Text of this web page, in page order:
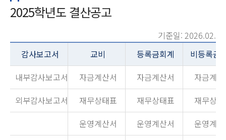
2025학년도 결산공고
기준일: 2026.02.
감사보고서
교비 등록금회계
비등록금
내부감사보고서
자금계산서 자금계산서
자금계
외부감사보고서
재무상태표 재무상태표
재무상
운영계산서
운영계산서
운영계